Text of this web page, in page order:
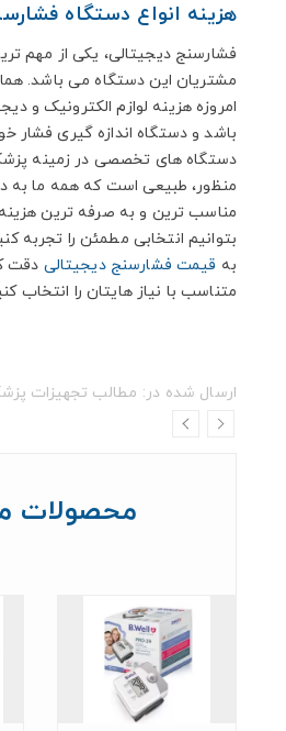
هزینه انواع دستگاه
فشارسنج دیجیتالی، یکی از مهم
مشتریان این دستگاه می باشد.
امروزه هزینه لوازم الکترونیک و
باشد و دستگاه اندازه گیری فشار
دستگاه های تخصصی در زمینه
منظور، طبیعی است که همه ما به
مناسب ترین و به صرفه ترین
بتوانیم انتخابی مطمئن را تجربه
به قیمت فشارسنج دیجیتالی دقت
متناسب با نیاز هایتان را انتخاب
ارسال شده در: مطالب تجهیزات
محصولات